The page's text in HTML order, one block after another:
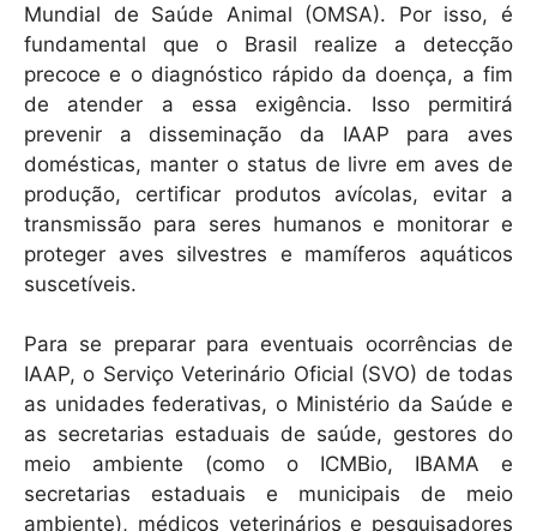
Mundial de Saúde Animal (OMSA). Por isso, é
fundamental que o Brasil realize a detecção
precoce e o diagnóstico rápido da doença, a fim
de atender a essa exigência. Isso permitirá
prevenir a disseminação da IAAP para aves
domésticas, manter o status de livre em aves de
produção, certificar produtos avícolas, evitar a
transmissão para seres humanos e monitorar e
proteger aves silvestres e mamíferos aquáticos
suscetíveis.
Para se preparar para eventuais ocorrências de
IAAP, o Serviço Veterinário Oficial (SVO) de todas
as unidades federativas, o Ministério da Saúde e
as secretarias estaduais de saúde, gestores do
meio ambiente (como o ICMBio, IBAMA e
secretarias estaduais e municipais de meio
ambiente), médicos veterinários e pesquisadores